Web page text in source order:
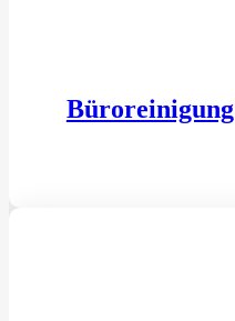
Büroreinigung